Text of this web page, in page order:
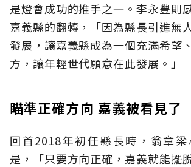
是燈會成功的推手之一。李永豐則
嘉義縣的翻轉，「因為縣長引進無
發展，讓嘉義縣成為一個充滿希望
方，讓年輕世代願意在此發展。」
瞄準正確方向 嘉義被看見了
回首2018年初任縣長時，翁章
是，「只要方向正確，嘉義就能擺